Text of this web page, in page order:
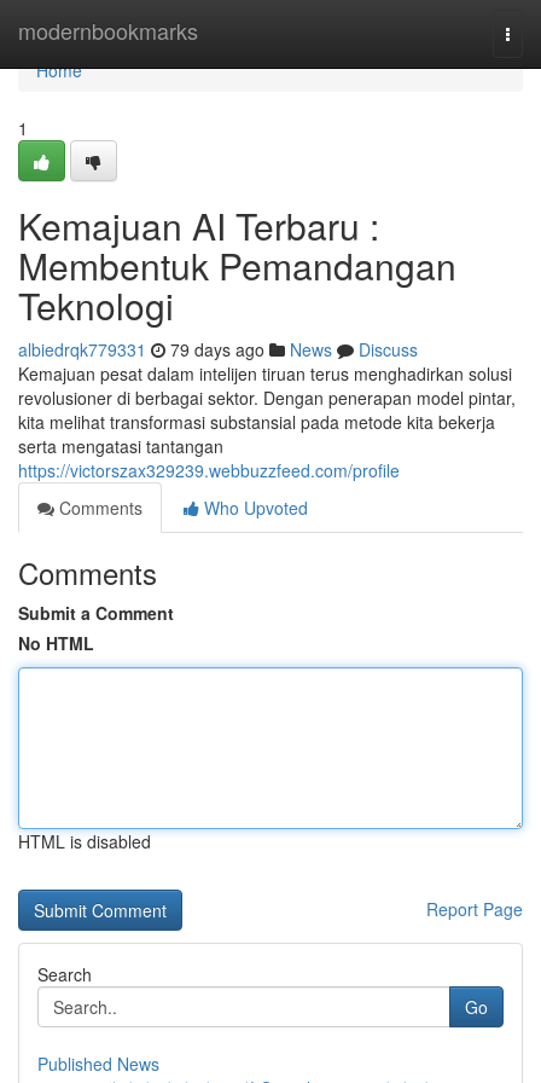
modernbookmarks
Home
Home
1
Kemajuan AI Terbaru :
Membentuk Pemandangan
Teknologi
albiedrqk779331 79 days ago News
Discuss
Kemajuan pesat dalam intelijen tiruan terus menghadirkan solusi
revolusioner di berbagai sektor. Dengan penerapan model pintar,
kita melihat transformasi substansial pada metode kita bekerja
serta mengatasi tantangan
https://victorszax329239.webbuzzfeed.com/profile
Comments
Who Upvoted
Comments
Submit a Comment
No HTML
HTML is disabled
Report Page
Search
Go
Published News